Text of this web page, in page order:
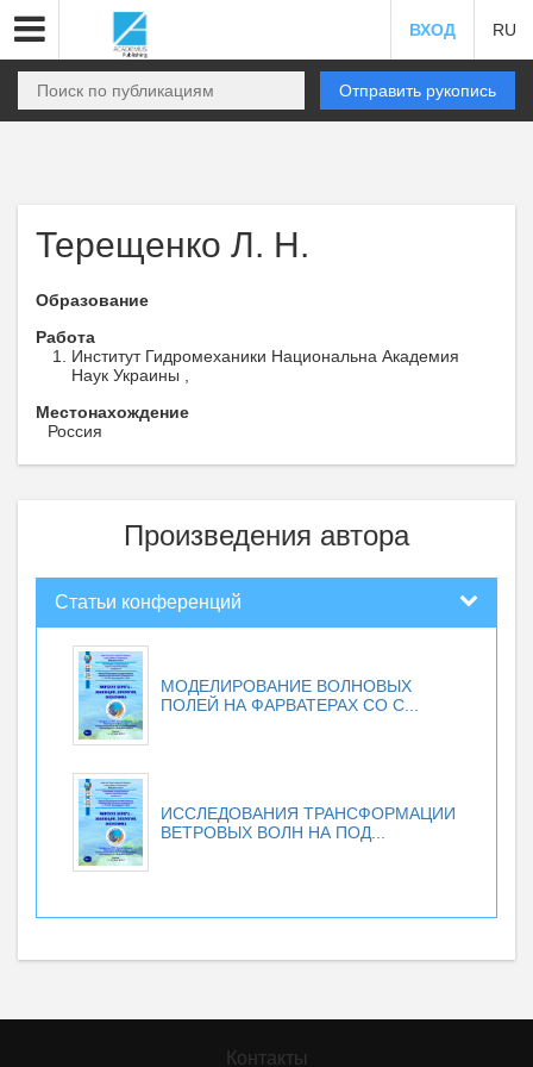
ВХОД RU
Отправить рукопись
Терещенко Л. Н.
Образование
Работа
Институт Гидромеханики Национальна Академия
Наук Украины ,
Местонахождение
Россия
Произведения автора
Статьи конференций
МОДЕЛИРОВАНИЕ ВОЛНОВЫХ
ПОЛЕЙ НА ФАРВАТЕРАХ СО С...
ИССЛЕДОВАНИЯ ТРАНСФОРМАЦИИ
ВЕТРОВЫХ ВОЛН НА ПОД...
Контакты